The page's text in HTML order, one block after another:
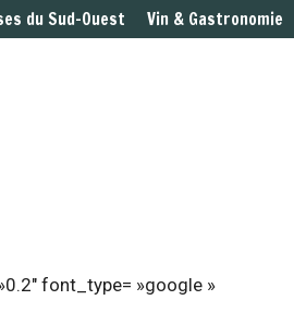
du Sud-Ouest Vin & Gastronomie
font_type= »google »